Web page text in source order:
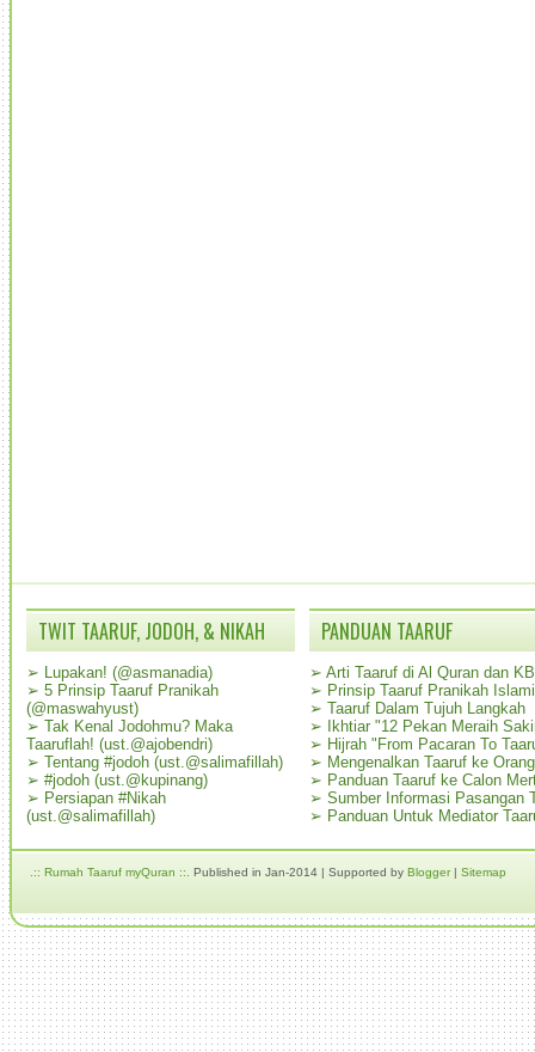
TWIT TAARUF, JODOH, & NIKAH
➢ Lupakan! (@asmanadia)
➢ 5 Prinsip Taaruf Pranikah
(@maswahyust)
➢ Tak Kenal Jodohmu? Maka
Taaruflah! (ust.@ajobendri)
➢ Tentang #jodoh (ust.@salimafillah)
➢ #jodoh (ust.@kupinang)
➢ Persiapan #Nikah
(ust.@salimafillah)
PANDUAN TAARUF
➢ Arti Taaruf di Al Quran dan
➢ Prinsip Taaruf Pranikah Islami
➢ Taaruf Dalam Tujuh Langkah
➢
Ikhtiar "12 Pekan Meraih
➢ Hijrah "From Pacaran To
➢ Mengenalkan Taaruf ke
➢ Panduan Taaruf ke Calon
➢ Sumber Informasi Pasangan
➢ Panduan Untuk Mediator
.:: Rumah Taaruf myQuran ::. Published in Jan-2014 | Supported by Blogger| Sitemap